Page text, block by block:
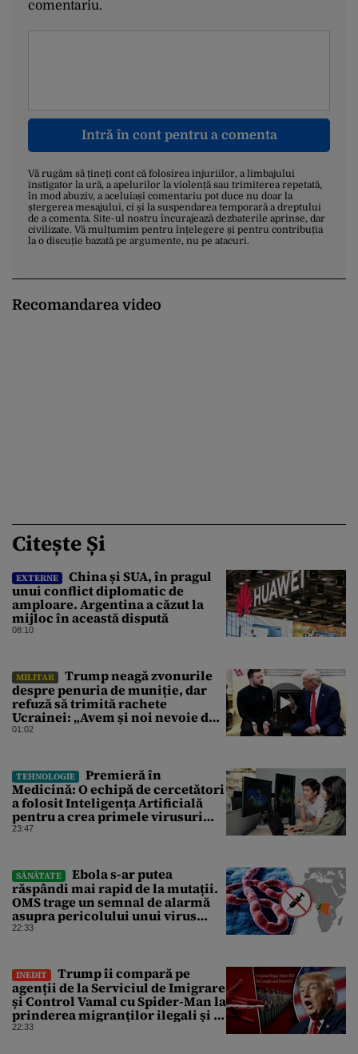
comentariu.
Intră în cont pentru a comenta
Vă rugăm să țineți cont că folosirea injuriilor, a limbajului
instigator la ură, a apelurilor la violență sau trimiterea repetată,
în mod abuziv, a aceluiași comentariu pot duce nu doar la
ștergerea mesajului, ci și la suspendarea temporară a dreptului
de a comenta. Site-ul nostru încurajează dezbaterile aprinse, dar
civilizate. Vă mulțumim pentru înțelegere și pentru contribuția
la o discuție bazată pe argumente, nu pe atacuri.
Recomandarea video
Citește Și
EXTERNE
China și SUA, în pragul
unui conflict diplomatic de
amploare. Argentina a căzut la
mijloc în această dispută
08:10
MILITAR
Trump neagă zvonurile
despre penuria de muniție, dar
refuză să trimită rachete
Ucrainei: „Avem și noi nevoie de
rachete”
01:02
TEHNOLOGIE
Premieră în
Medicină: O echipă de cercetători
a folosit Inteligența Artificială
pentru a crea primele virusuri
sintetice la tratarea de E.coli
23:47
SĂNĂTATE
Ebola s-ar putea
răspândi mai rapid de la mutații.
OMS trage un semnal de alarmă
asupra pericolului unui virus
pentru care nu există vaccin
22:33
INEDIT
Trump îi compară pe
agenții de la Serviciul de Imigrare
și Control Vamal cu Spider-Man la
prinderea migranților ilegali și a
infractorilor
22:33